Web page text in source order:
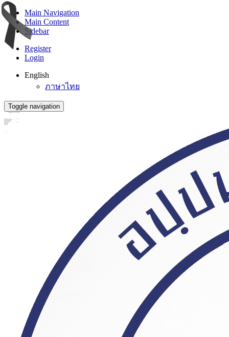
Main Navigation
Main Content
Sidebar
Register
Login
English
ภาษาไทย
Toggle navigation